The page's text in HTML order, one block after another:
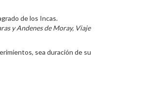
de los Incas.
y Andenes de Moray, Viaje
sea duración de su